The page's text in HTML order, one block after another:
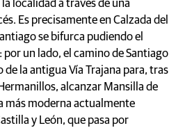
localidad a través de una
Es precisamente en Calzada del
se bifurca pudiendo el
un lado, el camino de Santiago
la antigua Vía Trajana para, tras
alcanzar Mansilla de
más moderna actualmente
y León, que pasa por